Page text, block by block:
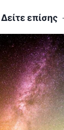
Δείτε επίσης